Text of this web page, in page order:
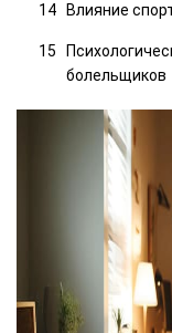
Влияние
болельщиков